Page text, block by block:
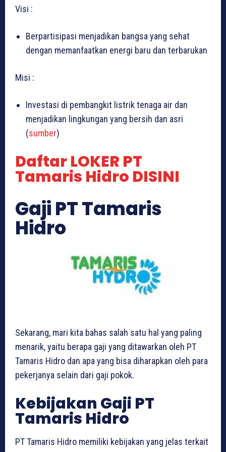
Visi :
Berpartisipasi menjadikan bangsa yang sehat
dengan memanfaatkan energi baru dan terbarukan
Misi :
Investasi di pembangkit listrik tenaga air dan
menjadikan lingkungan yang bersih dan asri
(sumber)
Daftar LOKER PT
Tamaris Hidro DISINI
Gaji PT Tamaris
Hidro
Sekarang, mari kita bahas salah satu hal yang paling
menarik, yaitu berapa gaji yang ditawarkan oleh PT
Tamaris Hidro dan apa yang bisa diharapkan oleh para
pekerjanya selain dari gaji pokok.
Kebijakan Gaji PT
Tamaris Hidro
PT Tamaris Hidro memiliki kebijakan yang jelas terkait